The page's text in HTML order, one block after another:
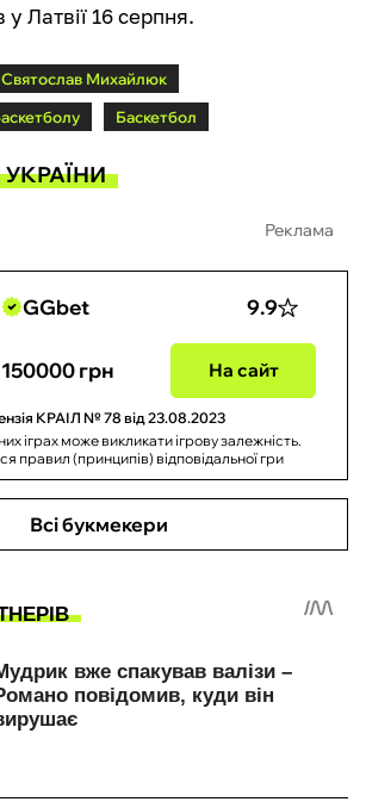
Латвії 16 серпня.
Святослав Михайлюк
Баскетбол
Реклама
GGbet 9.9
150000 грн На сайт
КРАІЛ № 78 від 23.08.2023
іграх може викликати ігрову залежність.
правил (принципів) відповідальної гри
Всі букмекери